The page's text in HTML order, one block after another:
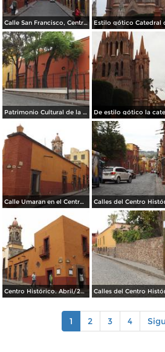
Calle San Francisco, Centro Histórico. Abril/2014
Patrimonio Cultural de la Humanidad. Abril/2014
Calle Umaran en el Centro Histórico. Abril/2014
Centro Histórico. Abril/2014
1 2 3 4